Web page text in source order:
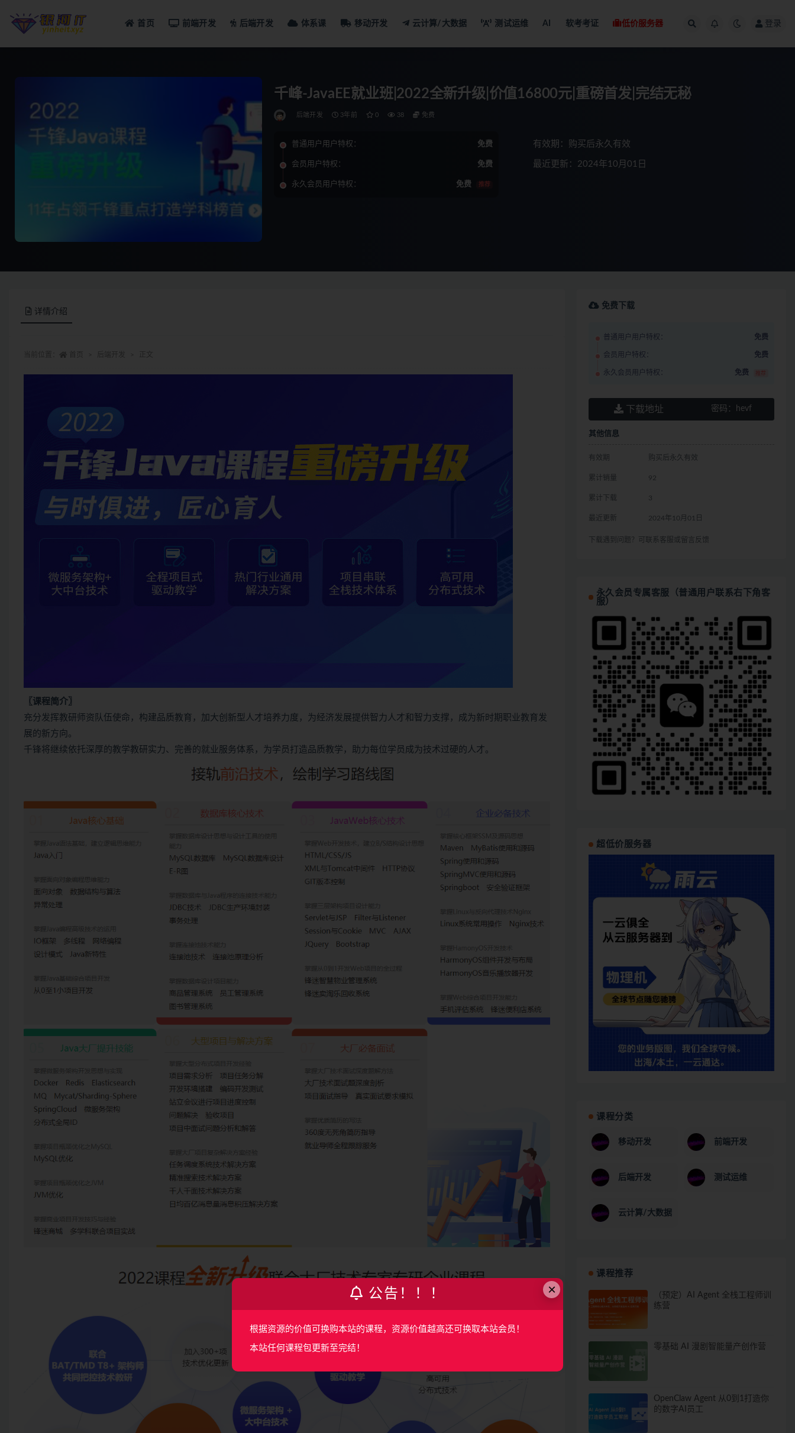
首页 前端开发 后端开发 体系课 移动开发 云计算/大数据 测试运维 AI 软考考证 低价服务器 登录
千峰-JavaEE就业班|2022全新升级|价值16800元|重磅首发|完结无秘
后端开发 3年前 0 38 免费
普通用户用户特权： 免费
会员用户特权： 免费
永久会员用户特权： 免费 推荐
有效期：购买后永久有效
最近更新：2024年10月01日
详情介绍
〖课程简介〗
充分发挥教研师资队伍使命，构建品质教育，加大创新型人才培养力度，为经济发展提供智力人才和智力支撑，成为新时期职业教育发
展的新方向。
千锋将继续依托深厚的教学教研实力、完善的就业服务体系，为学员打造品质教学，助力每位学员成为技术过硬的人才。
免费下载
普通用户用户特权： 免费
会员用户特权： 免费
永久会员用户特权： 免费 推荐
下载地址 密码： hevf
其他信息
有效期 购买后永久有效
累计销量 92
累计下载 3
最近更新 2024年10月01日
下载遇到问题？可联系客服或留言反馈
永久会员专属客服（普通用户联系右下角客
服）
超低价服务器
课程分类
移动开发 前端开发
后端开发 测试运维
云计算/大数据
课程推荐
（预定）AI Agent 全栈工程师训
练营
零基础 AI 漫剧智能量产创作营
OpenClaw Agent 从0到1打造你
的数字AI员工
×
公告！！！
根据资源的价值可换购本站的课程，资源价值越高还可换取本站会员！
本站任何课程包更新至完结！